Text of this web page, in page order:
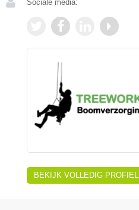
Sociale media:
BEKIJK VOLLEDIG PROFIEL